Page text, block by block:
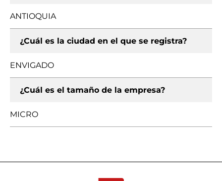
ANTIOQUIA
¿Cuál es la ciudad en el que se registra?
ENVIGADO
¿Cuál es el tamaño de la empresa?
MICRO